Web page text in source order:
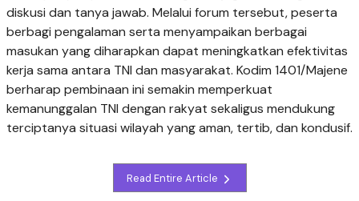
diskusi dan tanya jawab. Melalui forum tersebut, peserta
berbagi pengalaman serta menyampaikan berbagai
masukan yang diharapkan dapat meningkatkan efektivitas
kerja sama antara TNI dan masyarakat. Kodim 1401/Majene
berharap pembinaan ini semakin memperkuat
kemanunggalan TNI dengan rakyat sekaligus mendukung
terciptanya situasi wilayah yang aman, tertib, dan kondusif.
Read Entire Article